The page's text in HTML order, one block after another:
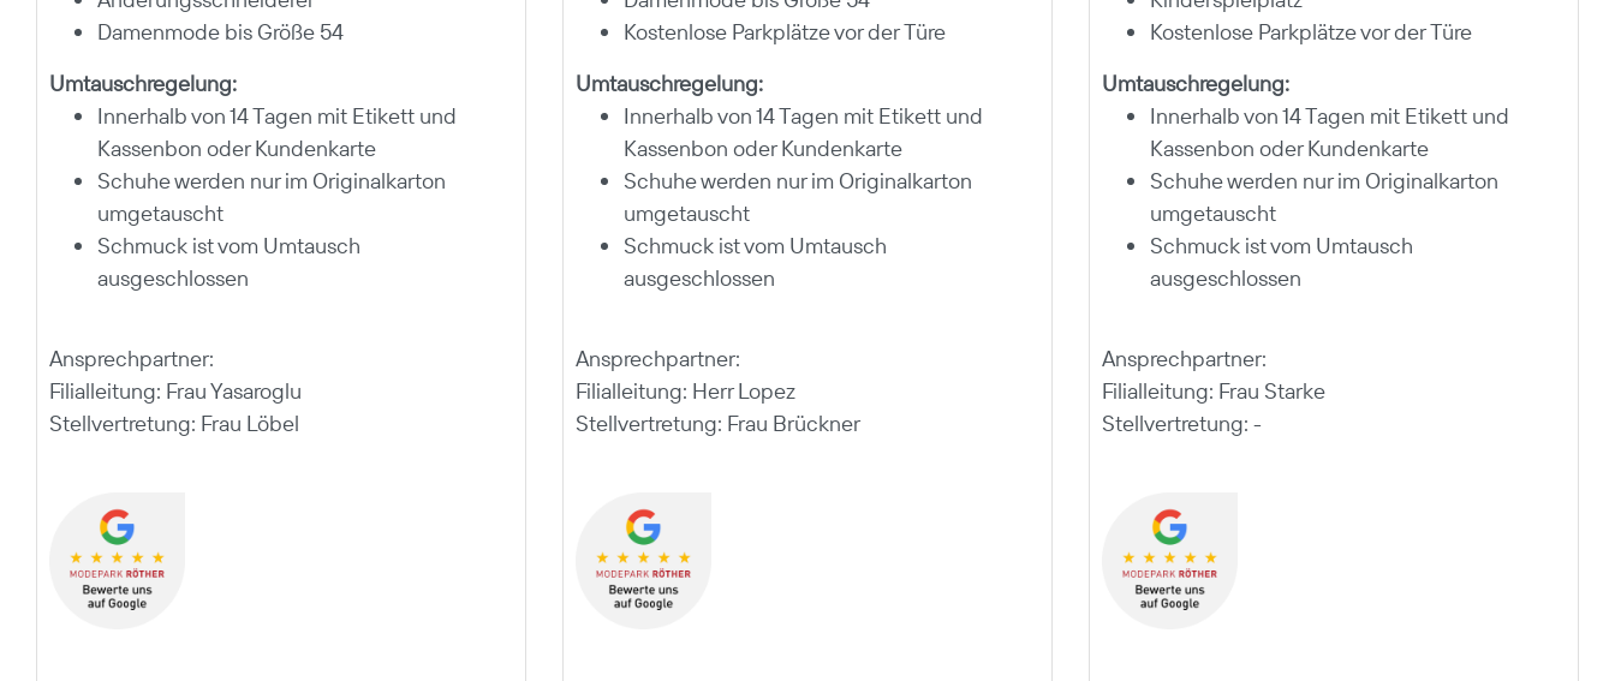
Damenmode bis Größe 54
Umtauschregelung:
Innerhalb von 14 Tagen mit Etikett und
Kassenbon oder Kundenkarte
Schuhe werden nur im Originalkarton
umgetauscht
Schmuck ist vom Umtausch
ausgeschlossen
Ansprechpartner:
Filialleitung: Frau Yasaroglu
Stellvertretung: Frau Löbel
Kostenlose Parkplätze vor der Türe
Umtauschregelung:
Innerhalb von 14 Tagen mit Etikett und
Kassenbon oder Kundenkarte
Schuhe werden nur im Originalkarton
umgetauscht
Schmuck ist vom Umtausch
ausgeschlossen
Ansprechpartner:
Filialleitung: Herr Lopez
Stellvertretung: Frau Brückner
Kostenlose Parkplätze vor der Türe
Umtauschregelung:
Innerhalb von 14 Tagen mit Etikett und
Kassenbon oder Kundenkarte
Schuhe werden nur im Originalkarton
umgetauscht
Schmuck ist vom Umtausch
ausgeschlossen
Ansprechpartner:
Filialleitung: Frau Starke
Stellvertretung: -